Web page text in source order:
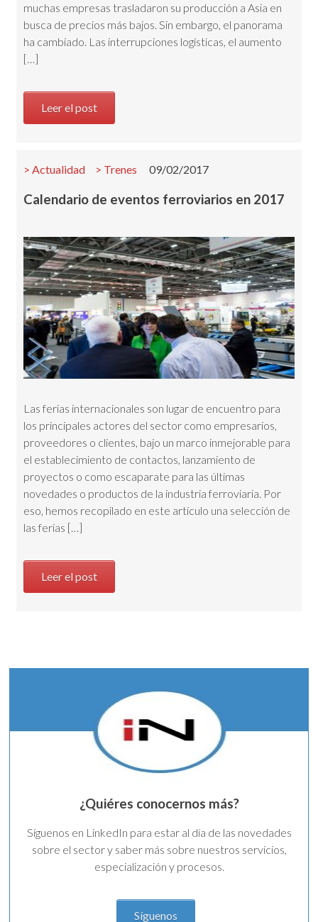
muchas empresas trasladaron su producción a Asia en
busca de precios más bajos. Sin embargo, el panorama
ha cambiado. Las interrupciones logísticas, el aumento
[…]
Leer el post
Actualidad Trenes 09/02/2017
Calendario de eventos ferroviarios en 2017
Las ferias internacionales son lugar de encuentro para
los principales actores del sector como empresarios,
proveedores o clientes, bajo un marco inmejorable para
el establecimiento de contactos, lanzamiento de
proyectos o como escaparate para las últimas
novedades o productos de la industria ferroviaria. Por
eso, hemos recopilado en este artículo una selección de
las ferias […]
Leer el post
¿Quiéres conocernos más?
Síguenos en LinkedIn para estar al día de las novedades
sobre el sector y saber más sobre nuestros servicios,
especialización y procesos.
Síguenos